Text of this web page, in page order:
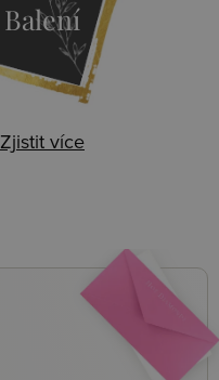
Balení
Zjistit více